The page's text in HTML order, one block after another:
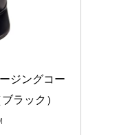
ジングコー
ラック）